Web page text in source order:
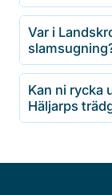
Var i
Kan ni rycka
Häljarps